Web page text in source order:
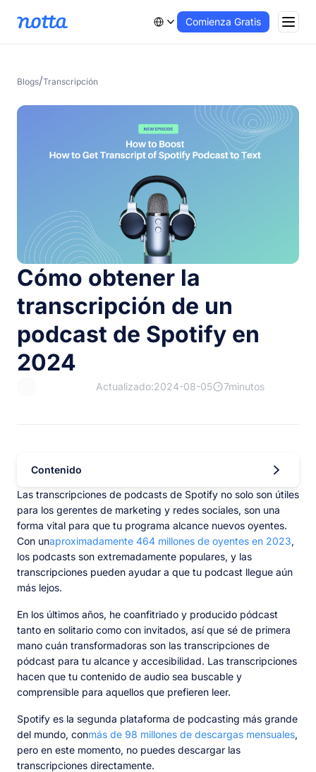
Comienza Gratis
Blogs/Transcripción
Cómo obtener la
transcripción de un
podcast de Spotify en
2024
Actualizado:2024-08-05 7minutos
Contenido
Las transcripciones de podcasts de Spotify no solo son útiles
para los gerentes de marketing y redes sociales, son una
forma vital para que tu programa alcance nuevos oyentes.
Con unaproximadamente 464 millones de oyentes en 2023,
los podcasts son extremadamente populares, y las
transcripciones pueden ayudar a que tu podcast llegue aún
más lejos.
En los últimos años, he coanfitriado y producido pódcast
tanto en solitario como con invitados, así que sé de primera
mano cuán transformadoras son las transcripciones de
pódcast para tu alcance y accesibilidad. Las transcripciones
hacen que tu contenido de audio sea buscable y
comprensible para aquellos que prefieren leer.
Spotify es la segunda plataforma de podcasting más grande
del mundo, conmás de 98 millones de descargas mensuales,
pero en este momento, no puedes descargar las
transcripciones directamente.